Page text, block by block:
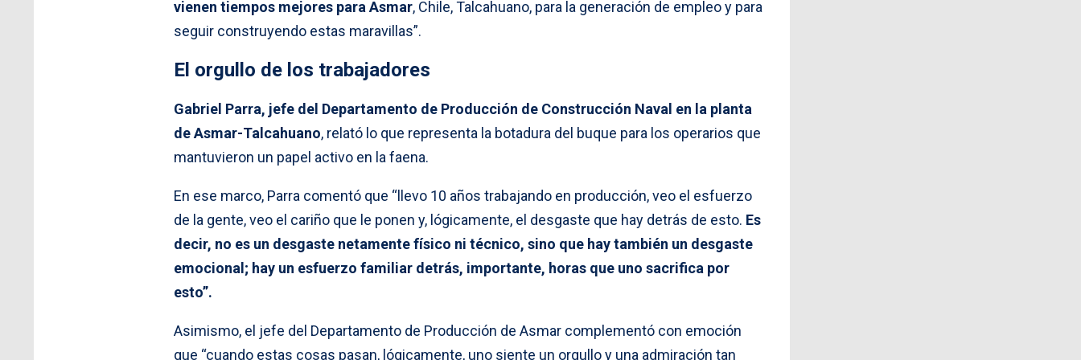
vienen tiempos mejores para Asmar, Chile, Talcahuano, para la generación de empleo y para
seguir construyendo estas maravillas”.
El orgullo de los trabajadores
Gabriel Parra, jefe del Departamento de Producción de Construcción Naval en la planta
de Asmar-Talcahuano, relató lo que representa la botadura del buque para los operarios que
mantuvieron un papel activo en la faena.
En ese marco, Parra comentó que “llevo 10 años trabajando en producción, veo el esfuerzo
de la gente, veo el cariño que le ponen y, lógicamente, el desgaste que hay detrás de esto. Es
decir, no es un desgaste netamente físico ni técnico, sino que hay también un desgaste
emocional; hay un esfuerzo familiar detrás, importante, horas que uno sacrifica por
esto”.
Asimismo, el jefe del Departamento de Producción de Asmar complementó con emoción
que “cuando estas cosas pasan, lógicamente, uno siente un orgullo y una admiración tan